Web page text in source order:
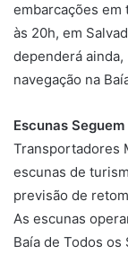
embarcações em
às 20h, em
dependerá
navegação na
Escunas
Transportadores
escunas de
previsão de
As escunas
Baía de Todos os